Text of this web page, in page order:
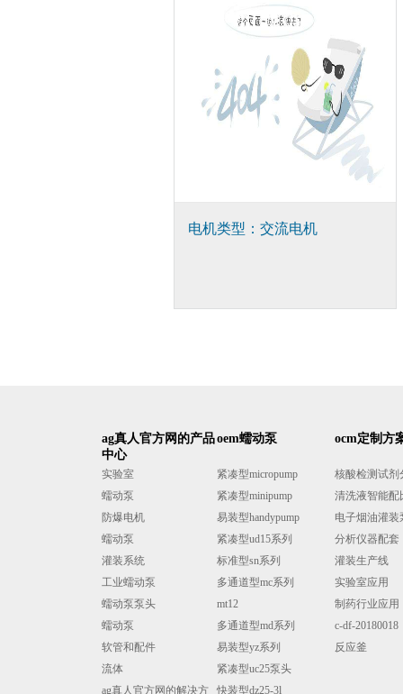
电机类型：交流电机
ag真人官方网的产品
中心
oem蠕动泵 ocm定制方
实验室
蠕动泵
防爆电机
蠕动泵
灌装系统
工业蠕动泵
蠕动泵泵头
蠕动泵
软管和配件
流体
ag真人官方网的解决方
紧凑型micropump
紧凑型minipump
易装型handypump
紧凑型ud15系列
标准型sn系列
多通道型mc系列
mt12
多通道型md系列
易装型yz系列
紧凑型uc25泵头
快装型dz25-3l
核酸检测试剂
清洗液智能配
电子烟油灌装
分析仪器配套
灌装生产线
实验室应用
制药行业应用
c-df-20180018
反应釜